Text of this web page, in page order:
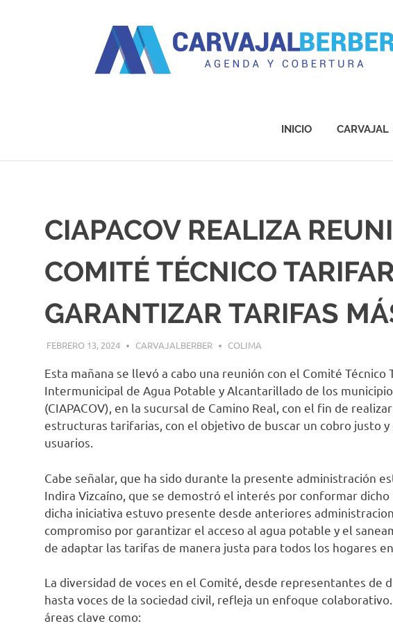
INICIO CARVAJAL
CIAPACOV REALIZA
COMITÉ TÉCNICO
GARANTIZAR TARIFAS
FEBRERO 13, 2024 CARVAJALBERBER COLIMA
Esta mañana se llevó a cabo una reunión con el Comité Técnico
Intermunicipal de Agua Potable y Alcantarillado de los
(CIAPACOV), en la sucursal de Camino Real, con el fin de
estructuras tarifarias, con el objetivo de buscar un cobro justo
usuarios.
Cabe señalar, que ha sido durante la presente administración
Indira Vizcaíno, que se demostró el interés por conformar
dicha iniciativa estuvo presente desde anteriores
compromiso por garantizar el acceso al agua potable y el
de adaptar las tarifas de manera justa para todos los hogares
La diversidad de voces en el Comité, desde representantes de
hasta voces de la sociedad civil, refleja un enfoque
áreas clave como: